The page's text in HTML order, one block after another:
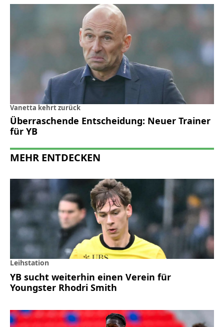
Vanetta kehrt zurück
Überraschende Entscheidung: Neuer Trainer
für YB
MEHR ENTDECKEN
Leihstation
YB sucht weiterhin einen Verein für
Youngster Rhodri Smith